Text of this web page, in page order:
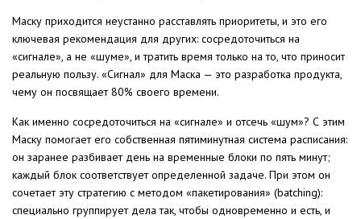
Маску приходится неустанно расставлять приоритеты, и это его
ключевая рекомендация для других: сосредоточиться на
«сигнале», а не «шуме», и тратить время только на то, что приносит
реальную пользу. «Сигнал» для Маска — это разработка продукта,
чему он посвящает 80% своего времени.
Как именно сосредоточиться на «сигнале» и отсечь «шум»? С этим
Маску помогает его собственная пятиминутная система расписания:
он заранее разбивает день на временные блоки по пять минут;
каждый блок соответствует определенной задаче. При этом он
сочетает эту стратегию с методом «пакетирования» (batching):
специально группирует дела так, чтобы одновременно и есть, и